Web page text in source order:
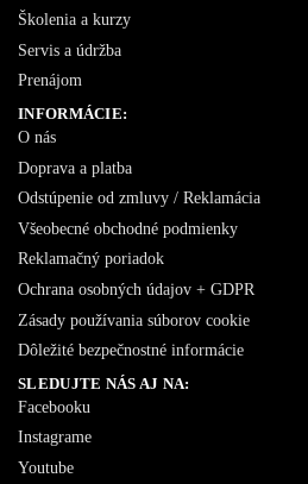
Školenia a kurzy
Servis a údržba
Prenájom
INFORMÁCIE:
O nás
Doprava a platba
Odstúpenie od zmluvy / Reklamácia
Všeobecné obchodné podmienky
Reklamačný poriadok
Ochrana osobných údajov + GDPR
Zásady používania súborov cookie
Dôležité bezpečnostné informácie
SLEDUJTE NÁS AJ NA:
Facebooku
Instagrame
Youtube